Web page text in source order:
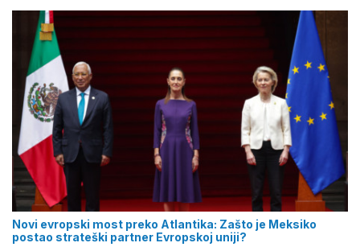
Novi evropski most preko Atlantika: Zašto je Meksiko
postao strateški partner Evropskoj uniji?